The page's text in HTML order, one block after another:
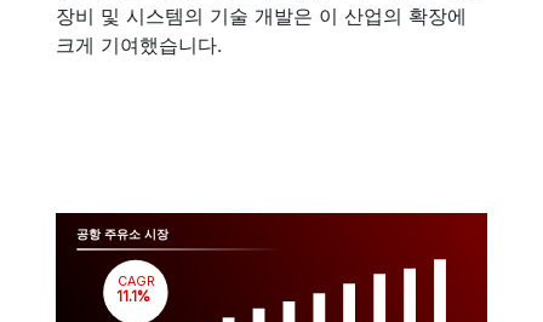
장비 및 시스템의 기술 개발은 이 산업의 확장에
크게 기여했습니다.
공항 주유소 시장
CAGR
11.1%